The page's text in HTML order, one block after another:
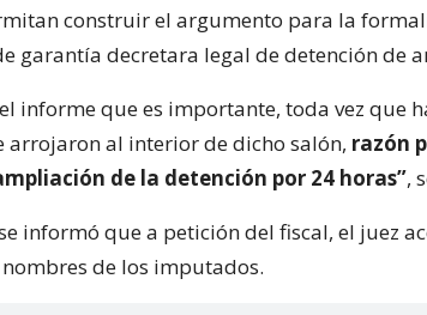
construir el argumento para la
garantía decretara legal de detención de
informe que es importante, toda vez que
arrojaron al interior de dicho salón, razón
de la detención por 24 horas”,
informó que a petición del fiscal, el juez
de los imputados.